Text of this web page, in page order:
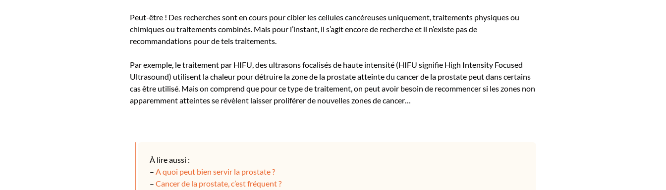
Peut-être ! Des recherches sont en cours pour cibler les cellules cancéreuses uniquement, traitements physiques ou
chimiques ou traitements combinés. Mais pour l’instant, il s’agit encore de recherche et il n’existe pas de
recommandations pour de tels traitements.
Par exemple, le traitement par HIFU, des ultrasons focalisés de haute intensité (HIFU signifie High Intensity Focused
Ultrasound) utilisent la chaleur pour détruire la zone de la prostate atteinte du cancer de la prostate peut dans certains
cas être utilisé. Mais on comprend que pour ce type de traitement, on peut avoir besoin de recommencer si les zones non
apparemment atteintes se révèlent laisser proliférer de nouvelles zones de cancer…
À lire aussi :
– A quoi peut bien servir la prostate ?
– Cancer de la prostate, c’est fréquent ?